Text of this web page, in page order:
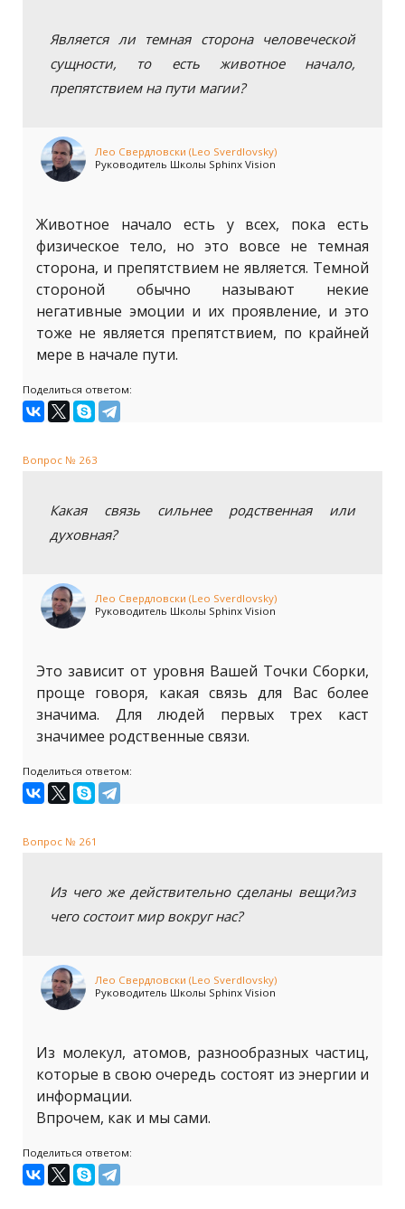
Является ли темная сторона человеческой
сущности, то есть животное начало,
препятствием на пути магии?
Лео Свердловски (Leo Sverdlovsky)
Руководитель Школы Sphinx Vision
Животное начало есть у всех, пока есть
физическое тело, но это вовсе не темная
сторона, и препятствием не является. Темной
стороной обычно называют некие
негативные эмоции и их проявление, и это
тоже не является препятствием, по крайней
мере в начале пути.
Поделиться ответом:
Вопрос № 263
Какая связь сильнее родственная или
духовная?
Лео Свердловски (Leo Sverdlovsky)
Руководитель Школы Sphinx Vision
Это зависит от уровня Вашей Точки Сборки,
проще говоря, какая связь для Вас более
значима. Для людей первых трех каст
значимее родственные связи.
Поделиться ответом:
Вопрос № 261
Из чего же действительно сделаны вещи?из
чего состоит мир вокруг нас?
Лео Свердловски (Leo Sverdlovsky)
Руководитель Школы Sphinx Vision
Из молекул, атомов, разнообразных частиц,
которые в свою очередь состоят из энергии и
информации.
Впрочем, как и мы сами.
Поделиться ответом: